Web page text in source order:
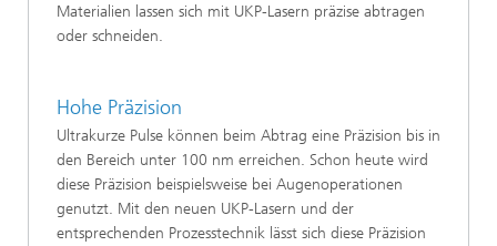
Materialien lassen sich mit UKP-Lasern präzise abtragen
oder schneiden.
Hohe Präzision
Ultrakurze Pulse können beim Abtrag eine Präzision bis in
den Bereich unter 100 nm erreichen. Schon heute wird
diese Präzision beispielsweise bei Augenoperationen
genutzt. Mit den neuen UKP-Lasern und der
entsprechenden Prozesstechnik lässt sich diese Präzision